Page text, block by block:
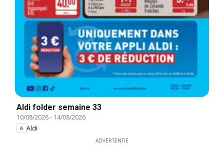
Aldi folder semaine 33
10/08/2026- 14/08/2026
Aldi
ADVERTENTIE